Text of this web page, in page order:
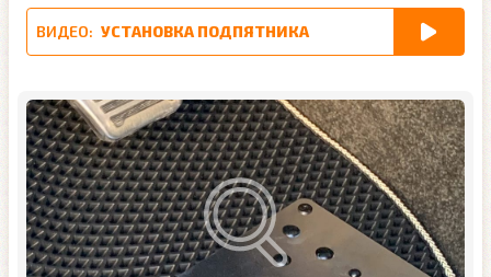
ВИДЕО: УСТАНОВКА ПОДПЯТНИКА